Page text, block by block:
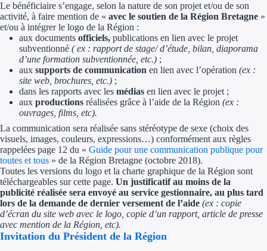
Le bénéficiaire s’engage, selon la nature de son projet et/ou de son
activité, à faire mention de « avec le soutien de la Région Bretagne »
et/ou à intégrer le logo de la Région :
aux documents officiels, publications en lien avec le projet
subventionné ( ex : rapport de stage/ d’étude, bilan, diaporama
d’une formation subventionnée, etc.) ;
aux supports de communication en lien avec l’opération (ex :
site web, brochures, etc.) ;
dans les rapports avec les médias en lien avec le projet ;
aux productions réalisées grâce à l’aide de la Région (ex :
ouvrages, films, etc).
La communication sera réalisée sans stéréotype de sexe (choix des
visuels, images, couleurs, expressions…) conformément aux règles
rappelées page 12 du « Guide pour une communication publique pour
toutes et tous » de la Région Bretagne (octobre 2018).
Toutes les versions du logo et la charte graphique de la Région sont
téléchargeables sur cette page. Un justificatif au moins de la
publicité réalisée sera envoyé au service gestionnaire, au plus tard
lors de la demande de dernier versement de l’aide (ex : copie
d’écran du site web avec le logo, copie d’un rapport, article de presse
avec mention de la Région, etc).
Invitation du Président de la Région